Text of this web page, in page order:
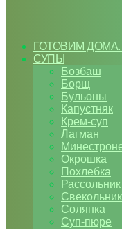
ГОТОВИМ
СУПЫ
Бозбаш
Борщ
Бульоны
Капустняк
Крем-суп
Лагман
Окрошка
Похлебка
Рассольник
Свекольник
Солянка
Суп-пюре